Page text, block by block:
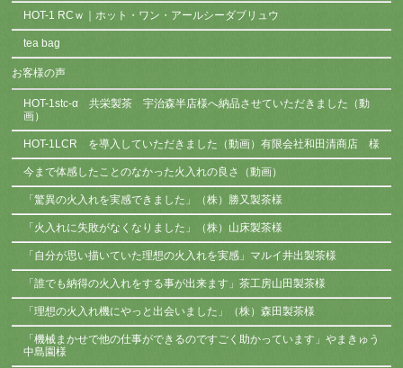
HOT-1 RCｗ｜ホット・ワン・アールシーダブリュウ
tea bag
お客様の声
HOT-1stc-α 共栄製茶 宇治森半店様へ納品させていただきました（動
画）
HOT-1LCR を導入していただきました（動画）有限会社和田清商店 様
今まで体感したことのなかった火入れの良さ（動画）
「驚異の火入れを実感できました」（株）勝又製茶様
「火入れに失敗がなくなりました」（株）山床製茶様
「自分が思い描いていた理想の火入れを実感」マルイ井出製茶様
「誰でも納得の火入れをする事が出来ます」茶工房山田製茶様
「理想の火入れ機にやっと出会いました」（株）森田製茶様
「機械まかせで他の仕事ができるのですごく助かっています」やまきゅう
中島園様